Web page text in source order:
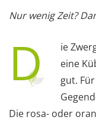
Nur wenig Zeit?
D
ie
eine
gut.
Die rosa- oder